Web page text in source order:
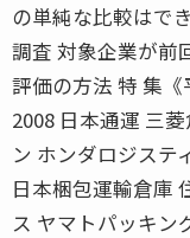
の単純な比較はでき
調査 対象企業が前
評価の方法 特 集
2008 日本通運 三
ン ホンダロジステ
日本梱包運輸倉庫
ス ヤマトパッキン